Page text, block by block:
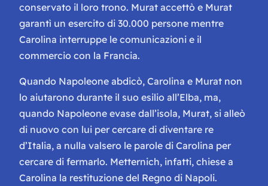
conservato il loro trono. Murat accettò e Murat
garantì un esercito di 30.000 persone mentre
Carolina interruppe le comunicazioni e il
commercio con la Francia.
Quando Napoleone abdicò, Carolina e Murat non
lo aiutarono durante il suo esilio all’Elba, ma,
quando Napoleone evase dall’isola, Murat, si alleò
di nuovo con lui per cercare di diventare re
d’Italia, a nulla valsero le parole di Carolina per
cercare di fermarlo. Metternich, infatti, chiese a
Carolina la restituzione del Regno di Napoli.